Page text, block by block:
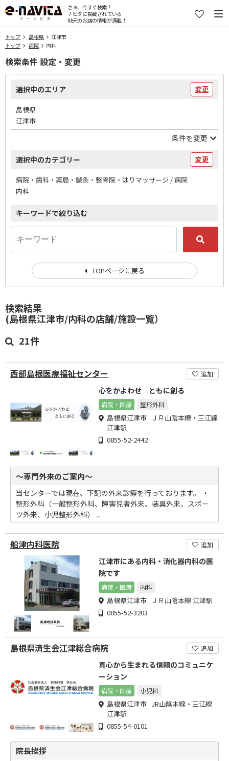
さぁ、今すぐ検索！
ナビタに掲載されている
地元のお店の情報が満載！
トップ 島根県
江津市
トップ
病院 内科
検索結果
(島根県江津市/内科の店舗/施設一覧）
21件
西部島根医療福祉センター 追加
心をかよわせ ともに創る
病院・医療 整形外科
島根県江津市 ＪＲ山陰本線・三江線
江津駅
0855-52-2442
～専門外来のご案内～
当センターでは現在、下記の外来診療を行っております。 ・
整形外科（一般整形外科、障害児者外来、装具外来、スポー
ツ外来、小児整形外科） ...
船津内科医院 追加
江津市にある内科・消化器内科の医
院です
病院・医療 内科
島根県江津市 ＪＲ山陰本線 江津駅
0855-52-3203
島根県済生会江津総合病院 追加
真心から生まれる信頼のコミュニケ
ーション
病院・医療 小児科
島根県江津市 JR山陰本線・三江線
江津駅
0855-54-0101
院長挨拶
検索条件 設定・変更
選択中のエリア 変更
島根県
江津市
条件を変更
選択中のカテゴリー 変更
病院・歯科・薬局・鍼灸・整骨院・はりマッサージ / 病院
内科
キーワードで絞り込む
TOPページに戻る